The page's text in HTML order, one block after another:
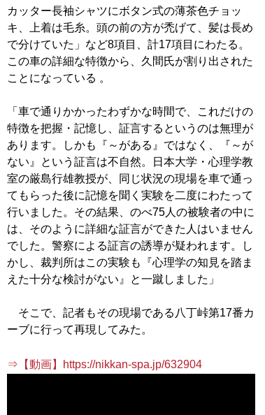
カッター長袖シャツにボタン式の薄茶色チョッ
キ、上着は毛糸。頭の前の方が禿げて、髪は長め
で分けていた」など8項目、計17項目にわたる。
この車の詳細な特徴から、久間氏が割り出された
ことになっている 。
「車で通りかかったわずかな時間で、これだけの
特徴を把握・記憶し、証言するというのは無理が
あります。しかも『～がある』ではなく、『～が
ない』という証言は不自然。日本大学・心理学教
室の厳島行雄教授が、同じ状況の現場を車で通っ
てもらった後に記憶を聞く実験を二度にわたって
行いました。その結果、のべ75人の被験者の中に
は、そのように詳細な証言ができた人はいません
でした。警察による証言の誘導が疑われます。し
かし、裁判所はこの実験も『心理学の知見を踏ま
えた十分な検討がない』と一蹴しました」
そこで、記者もその現場である八丁峠第17番カ
ーブに行って再現してみた。
⇒【動画】https://nikkan-spa.jp/632904